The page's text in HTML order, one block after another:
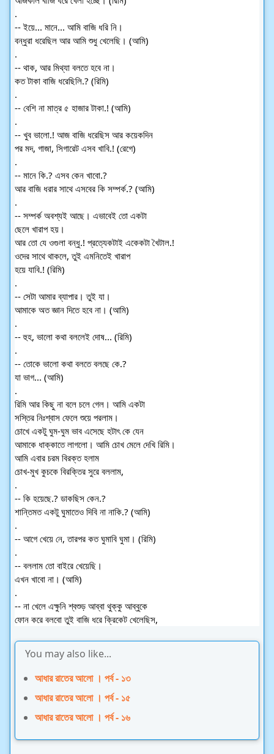
.
-- ইয়ে... মানে... আমি বাজি ধরি নি।
বন্ধুরা ধরেছিল আর আমি শুধু খেলেছি। (আমি)
.
-- থাক, আর মিথ্যা বলতে হবে না।
কত টাকা বাজি ধরেছিলি.? (রিমি)
.
-- বেশি না মাত্র ৫ হাজার টাকা.! (আমি)
.
-- খুব ভালো.! আজ বাজি ধরেছিস আর কয়েকদিন
পর মদ, গাজা, সিগারেট এসব খাবি.! (রেগে)
.
-- মানে কি.? এসব কেন খাবো.?
আর বাজি ধরার সাথে এসবের কি সম্পর্ক.? (আমি)
.
-- সম্পর্ক অবশ্যই আছে। এভাবেই তো একটা
ছেলে খারাপ হয়।
আর তো যে ওগুলা বন্ধু.! প্রত্যেকটাই একেকটা খৈটাল.!
ওদের সাথে থাকলে, তুই এমনিতেই খারাপ
হয়ে যাবি.! (রিমি)
.
-- সেটা আমার ব্যাপার। তুই যা।
আমাকে অত জ্ঞান দিতে হবে না। (আমি)
.
-- হুহ, ভালো কথা বললেই দোষ... (রিমি)
.
-- তোকে ভালো কথা বলতে বলছে কে.?
যা ভাগ... (আমি)
.
রিমি আর কিছু না বলে চলে গেল। আমি একটা
সস্তির নিঃশ্বাস ফেলে শুয়ে পরলাম।
চোখে একটু ঘুম-ঘুম ভাব এসেছে হটাৎ কে যেন
আমাকে ধাক্কাতে লাগলো। আমি চোখ মেলে দেখি রিমি।
আমি এবার চরম বিরক্ত হলাম
চোখ-মুখ কুচকে বিরক্তির সুরে বললাম,
.
-- কি হয়েছে.? ডাকছিস কেন.?
শান্তিমত একটু ঘুমাতেও দিবি না নাকি.? (আমি)
.
-- আগে খেয়ে নে, তারপর কত ঘুমাবি ঘুমা। (রিমি)
.
-- বললাম তো বাইরে খেয়েছি।
এখন খাবো না। (আমি)
.
-- না খেলে এক্ষুনি শ্বশুড় আব্বা থুক্কু আব্বুকে
ফোন করে বলবো তুই বাজি ধরে ক্রিকেট খেলেছিস,
You may also like...
আধার রাতের আলো । পর্ব - ১৩
আধার রাতের আলো । পর্ব - ১৫
আধার রাতের আলো । পর্ব - ১৬